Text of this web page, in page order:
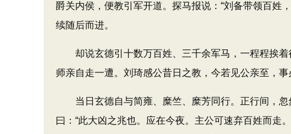
爵关内侯，便教引军开道。探马报说：“刘备带领百姓
续随后而进。
却说玄德引十数万百姓、三千余军马，一程程挨着
师亲自走一遭。刘琦感公昔日之教，今若见公亲至，
当日玄德自与简雍、糜竺、糜芳同行。正行间，忽
曰：“此大凶之兆也。应在今夜。主公可速弃百姓而走